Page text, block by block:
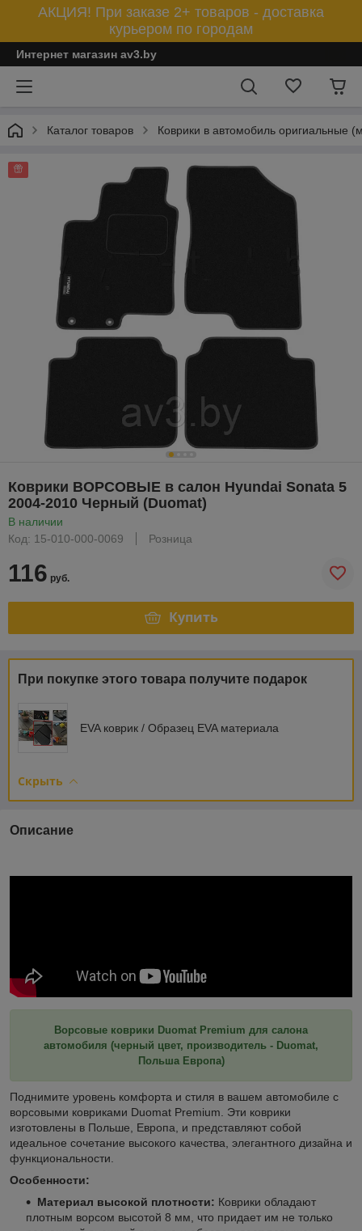
АКЦИЯ! При заказе 2+ товаров - доставка
курьером по городам
Интернет магазин av3.by
Каталог товаров Коврики в автомобиль оригиальные
Коврики ВОРСОВЫЕ в салон Hyundai Sonata 5
2004-2010 Черный (Duomat)
В наличии
Код: 15-010-000-0069
Розница
116 руб.
Купить
При покупке этого товара получите подарок
EVA коврик / Образец EVA материала
Скрыть
Описание
Ворсовые коврики Duomat Premium для салона
автомобиля (черный цвет, производитель - Duomat,
Польша Европа)
Поднимите уровень комфорта и стиля в вашем автомобиле с
ворсовыми ковриками Duomat Premium. Эти коврики
изготовлены в Польше, Европа, и представляют собой
идеальное сочетание высокого качества, элегантного дизайна и
функциональности.
Особенности:
Материал высокой плотности: Коврики обладают
плотным ворсом высотой 8 мм, что придает им не только